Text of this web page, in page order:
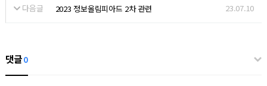
다음글 2023 정보올림피아드 2차 관련 23.07.10
댓글0